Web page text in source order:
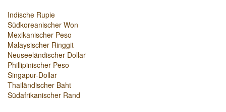
Indische Rupie
Südkoreanischer Won
Mexikanischer Peso
Malaysischer Ringgit
Neuseeländischer Dollar
Phillipinischer Peso
Singapur-Dollar
Thailändischer Baht
Südafrikanischer Rand